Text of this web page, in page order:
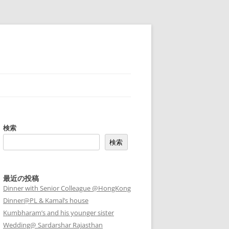
検索
検索
最近の投稿
Dinner with Senior Colleague @HongKong
Dinner@PL & Kamal’s house
Kumbharam’s and his younger sister
Wedding@ Sardarshar Rajasthan